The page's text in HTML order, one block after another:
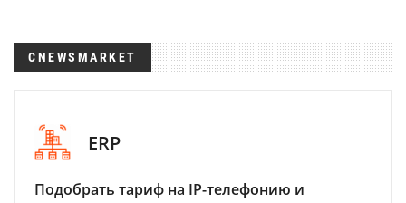
CNEWSMARKET
ERP
Подобрать тариф на IP-телефонию и